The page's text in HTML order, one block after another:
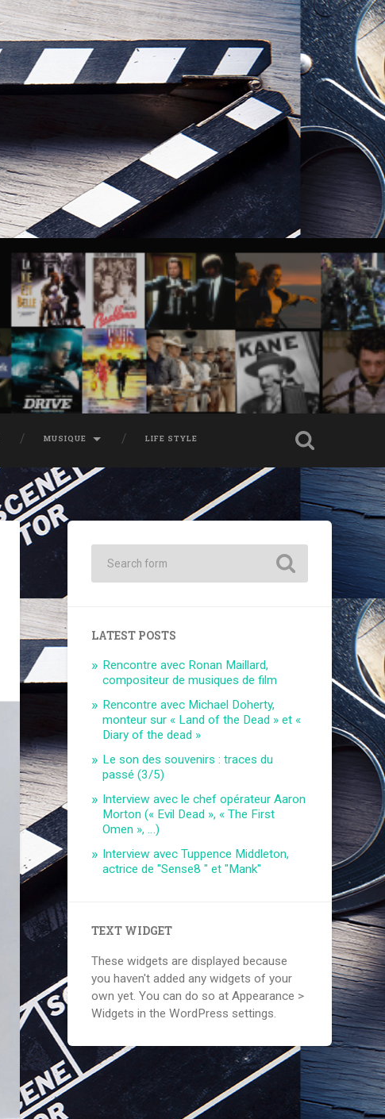
MUSIQUE LIFE STYLE
LATEST POSTS
Rencontre avec Ronan Maillard,
compositeur de musiques de film
Rencontre avec Michael Doherty,
monteur sur « Land of the Dead » et «
Diary of the dead »
Le son des souvenirs : traces du
passé (3/5)
Interview avec le chef opérateur Aaron
Morton (« Evil Dead », « The First
Omen », …)
Interview avec Tuppence Middleton,
actrice de "Sense8 " et "Mank"
TEXT WIDGET
These widgets are displayed because
you haven't added any widgets of your
own yet. You can do so at Appearance >
Widgets in the WordPress settings.